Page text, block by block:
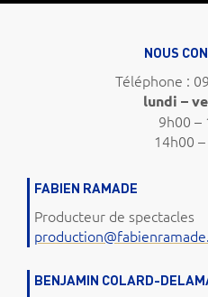
NOUS
Téléphone :
lundi –
9h00 –
14h00
FABIEN RAMADE
Producteur de spectacles
BENJAMIN COLARD-